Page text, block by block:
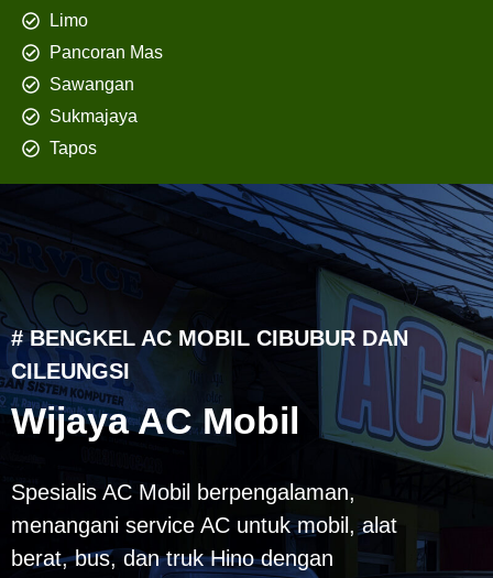
Limo
Pancoran Mas
Sawangan
Sukmajaya
Tapos
# BENGKEL AC MOBIL CIBUBUR DAN
CILEUNGSI
Wijaya AC Mobil
Spesialis AC Mobil berpengalaman,
menangani service AC untuk mobil, alat
berat, bus, dan truk Hino dengan